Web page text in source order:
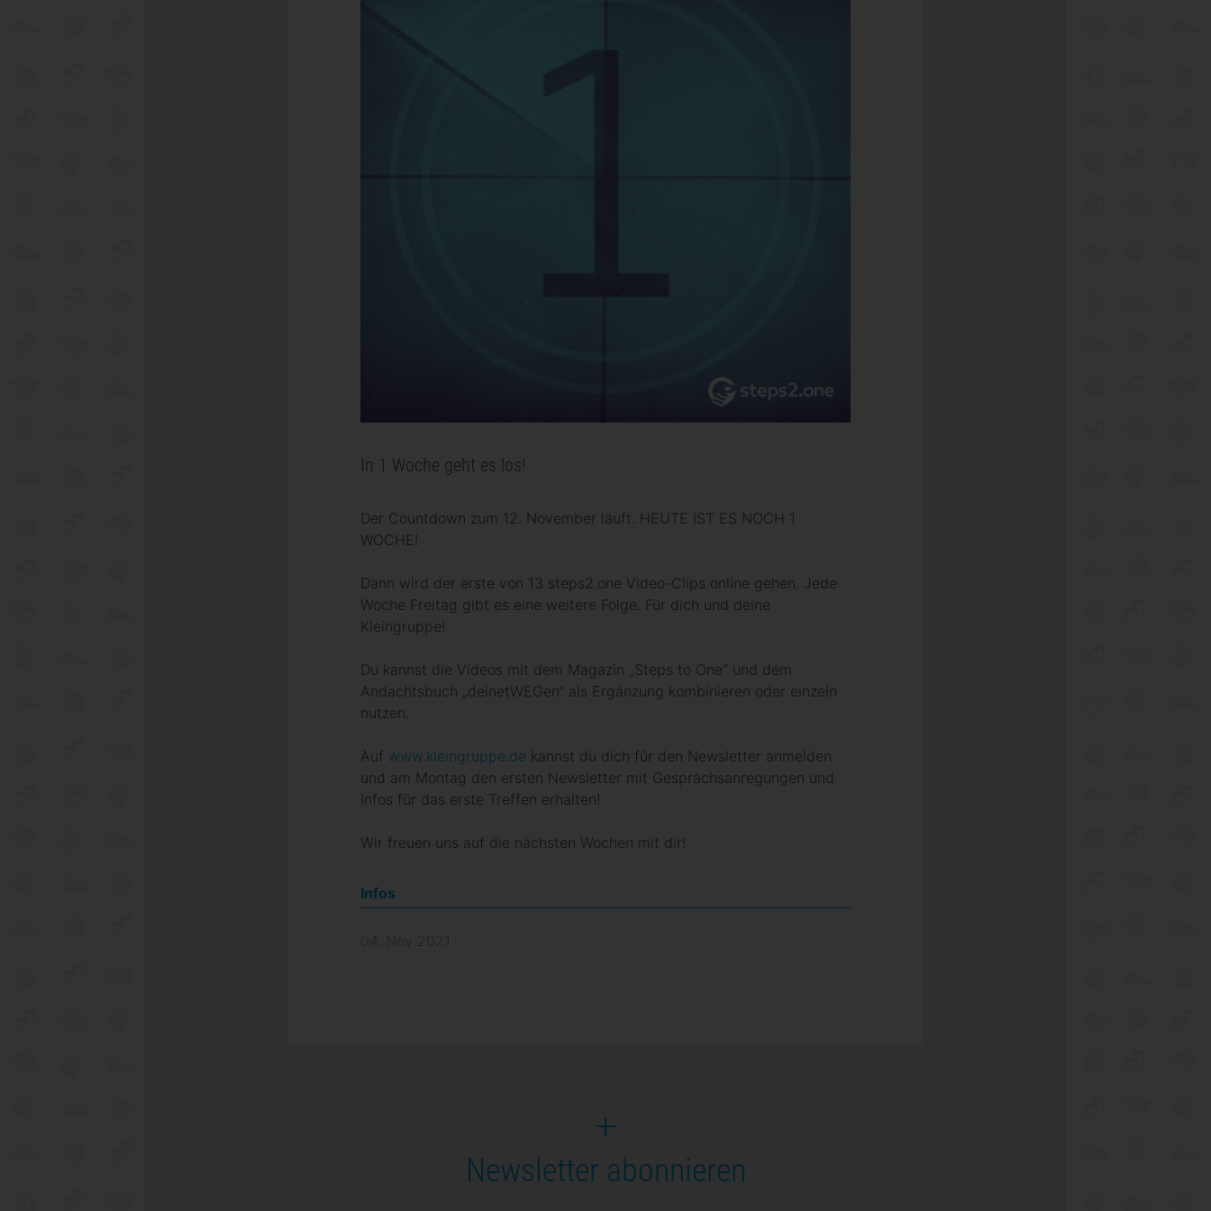
In 1 Woche geht es los!
Der Countdown zum 12. November läuft. HEUTE IST ES NOCH 1
WOCHE!
Dann wird der erste von 13 steps2.one Video-Clips online gehen. Jede
Woche Freitag gibt es eine weitere Folge. Für dich und deine
Kleingruppe!
Du kannst die Videos mit dem Magazin „Steps to One“ und dem
Andachtsbuch „deinetWEGen“ als Ergänzung kombinieren oder einzeln
nutzen.
Auf www.kleingruppe.de kannst du dich für den Newsletter anmelden
und am Montag den ersten Newsletter mit Gesprächsanregungen und
Infos für das erste Treffen erhalten!
Wir freuen uns auf die nächsten Wochen mit dir!
Infos
Newsletter abonnieren